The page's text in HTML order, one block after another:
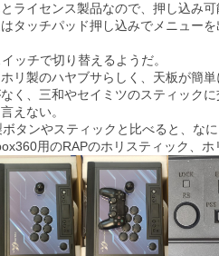
ライセンス製品なので、押し込み
タッチパッド押し込みでメニュー
ッチで切り替えるようだ。
リ製のハヤブサらしく、天板が簡
く、三和やセイミツのスティック
えない。
タンやスティックと比べると、な
用のRAPのホリスティック、ホ